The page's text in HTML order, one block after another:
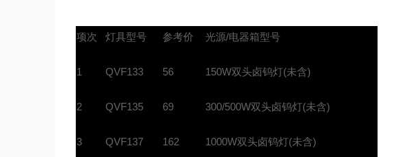
项次 灯具型号 参考价 光源/电器箱型号
1 QVF133 56 150W双头卤钨灯(未含)
2 QVF135 69 300/500W双头卤钨灯(未含)
3 QVF137 162 1000W双头卤钨灯(未含)